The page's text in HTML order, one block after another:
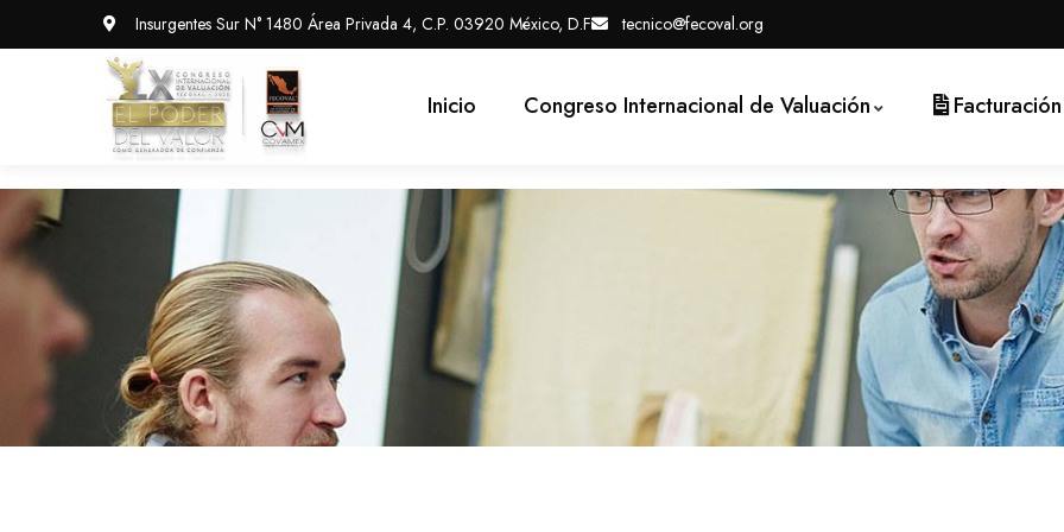
Insurgentes Sur N° 1480 Área Privada 4, C.P. 03920 México, D.F tecnico@fecoval.org
Inicio Congreso Internacional de Valuación Facturación